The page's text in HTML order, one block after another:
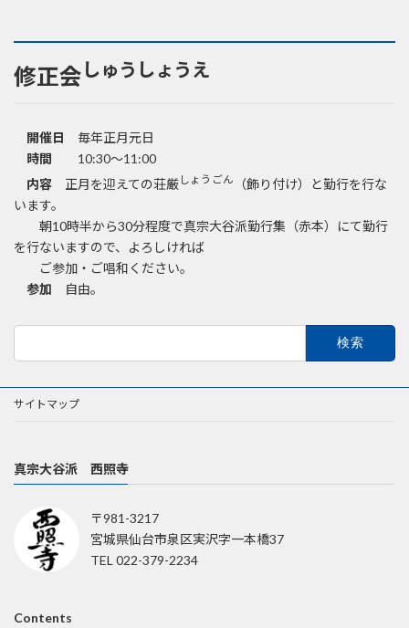
修正会 しゅうしょうえ
開催日
毎年正月元日
時間
10:30～11:00
内容 正月を迎えての荘厳 しょうごん
（飾り付け）と勤行を行な
います。
朝10時半から30分程度で真宗大谷派勤行集（赤本）にて勤行
を行ないますので、よろしければ
ご参加・ご唱和ください。
参加 自由。
サイトマップ
真宗大谷派 西照寺
〒981-3217
宮城県仙台市泉区実沢字一本橋37
TEL 022-379-2234
Contents